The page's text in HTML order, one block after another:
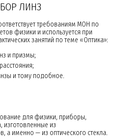
ЛИНЗ
требованиям МОН по
физики и используется при
занятий по теме «Оптика»:
и призмы;
и тому подобное.
для физики, приборы,
изготовленные из
а именно — из оптического стекла.